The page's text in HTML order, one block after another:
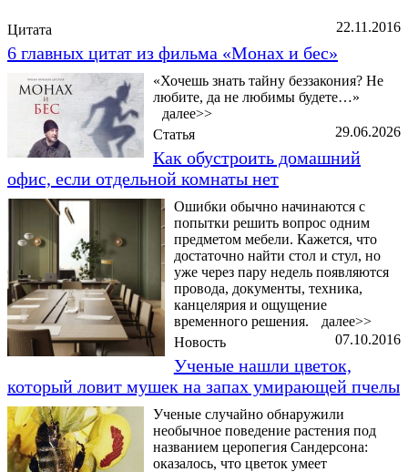
22.11.2016
Цитата
6 главных цитат из фильма «Монах и бес»
«Хочешь знать тайну беззакония? Не
любите, да не любимы будете…»
далее>>
29.06.2026
Статья
Как обустроить домашний
офис, если отдельной комнаты нет
Ошибки обычно начинаются с
попытки решить вопрос одним
предметом мебели. Кажется, что
достаточно найти стол и стул, но
уже через пару недель появляются
провода, документы, техника,
канцелярия и ощущение
временного решения.
далее>>
07.10.2016
Новость
Ученые нашли цветок,
который ловит мушек на запах умирающей пчелы
Ученые случайно обнаружили
необычное поведение растения под
названием церопегия Сандерсона:
оказалось, что цветок умеет